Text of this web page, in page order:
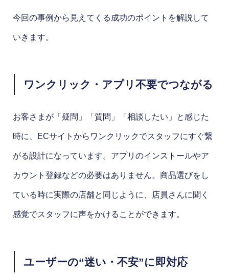
今回の事例から見えてくる成功のポイントを解説して
いきます。
ワンクリック・アプリ不要でつながる
お客さまが「疑問」「質問」「相談したい」と感じた
時に、ECサイトからワンクリックでスタッフにすぐ繋
がる設計になっています。アプリのインストールやア
カウント登録などの必要はありません。商品選びをし
ている時に実際の店舗と同じように、店員さんに聞く
感覚でスタッフに声をかけることができます。
ユーザーの“迷い・不安”に即対応